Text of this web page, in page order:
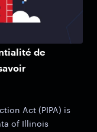
de
Act (PIPA) is
of Illinois